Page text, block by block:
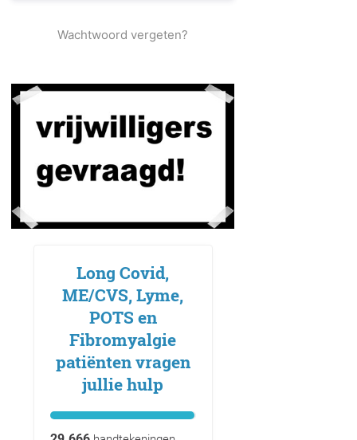
Wachtwoord vergeten?
Long Covid,
ME/CVS, Lyme,
POTS en
Fibromyalgie
patiënten vragen
jullie hulp